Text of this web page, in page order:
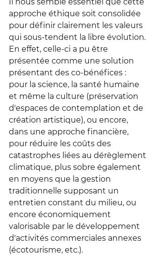
approche éthique soit consolidée
pour définir clairement les valeurs
qui sous-tendent la libre évolution.
En effet, celle-ci a pu être
présentée comme une solution
présentant des co-bénéfices :
pour la science, la santé humaine
et même la culture (préservation
d'espaces de contemplation et de
création artistique), ou encore,
dans une approche financière,
pour réduire les coûts des
catastrophes liées au dérèglement
climatique, plus sobre également
en moyens que la gestion
traditionnelle supposant un
entretien constant du milieu, ou
encore économiquement
valorisable par le développement
d'activités commerciales annexes
(écotourisme, etc.).